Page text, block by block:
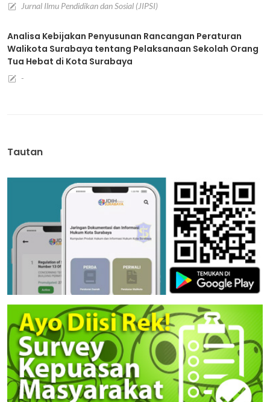
Jurnal Ilmu Pendidikan dan Sosial (JIPSI)
Analisa Kebijakan Penyusunan Rancangan Peraturan
Walikota Surabaya tentang Pelaksanaan Sekolah Orang
Tua Hebat di Kota Surabaya
-
Tautan